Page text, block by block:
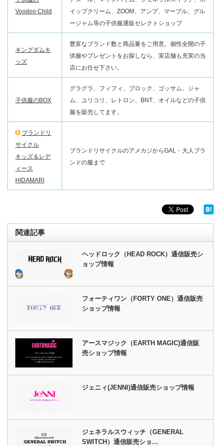
Voodoo Child
イップクリーム、ZOOM、アンプ、マーブル、グル
ージャム等の子供服通販セレクトショップ
キングダムキ
ッズ
豊富なブランド数と商品量をご用意。個性全開の子
供服やプレゼントをお探しなら、実店舗も充実の当
店にお任せ下さい。
子供服のBOX
グラグラ、フィフィ、ブロック、ゴッサム、ジャ
ム、ユリコリ、レトロン、BNT、オイルなどの子供
服を販売してます。
ブランドリ
サイクル
キッズ＆レデ
ィース
HIDAMARI
ブランドリサイクルのアメカジからGAL・大人ブラ
ンドの服まで
関連記事
ヘッドロック（HEAD ROCK）通信販売シ
ョップ情報
フォーティワン（FORTY ONE）通信販売
ショップ情報
アースマジック（EARTH MAGIC)通信販
売ショップ情報
ジェニィ(JENNI)通信販売ショップ情報
ジェネラルスウィッチ（GENERAL
SWITCH）通信販売ショ…